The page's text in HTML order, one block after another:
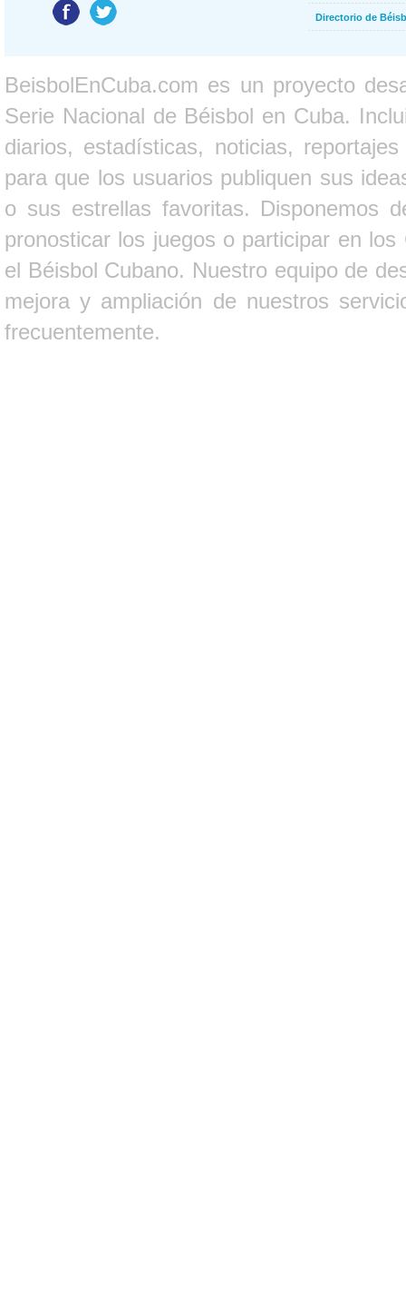
Directorio de
BeisbolEnCuba.com es un proyecto
Serie Nacional de Béisbol en Cuba.
diarios, estadísticas, noticias,
para que los usuarios publiquen sus
o sus estrellas favoritas. Disponemos
pronosticar los juegos o participar en
el Béisbol Cubano. Nuestro equipo de
mejora y ampliación de nuestros
frecuentemente.